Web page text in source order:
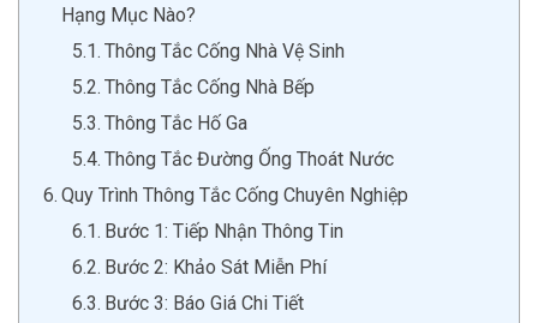
Hạng Mục Nào?
Thông Tắc Cống Nhà Vệ Sinh
Thông Tắc Cống Nhà Bếp
Thông Tắc Hố Ga
Thông Tắc Đường Ống Thoát Nước
Quy Trình Thông Tắc Cống Chuyên Nghiệp
Bước 1: Tiếp Nhận Thông Tin
Bước 2: Khảo Sát Miễn Phí
Bước 3: Báo Giá Chi Tiết